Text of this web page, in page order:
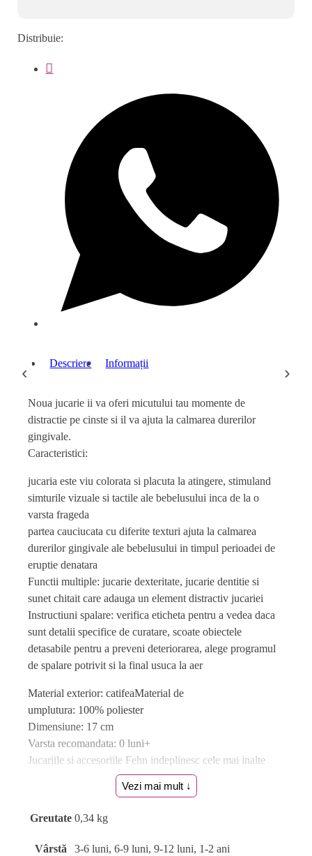
Distribuie:
‹ Descriere Informații
Noua jucarie ii va oferi micutului tau momente de
distractie pe cinste si il va ajuta la calmarea durerilor
gingivale.
Caracteristici:
jucaria este viu colorata si placuta la atingere, stimuland
simturile vizuale si tactile ale bebelusului inca de la o
varsta frageda
partea cauciucata cu diferite texturi ajuta la calmarea
durerilor gingivale ale bebelusului in timpul perioadei de
eruptie denatara
Functii multiple: jucarie dexteritate, jucarie dentitie si
sunet chitait care adauga un element distractiv jucariei
Instructiuni spalare: verifica eticheta pentru a vedea daca
sunt detalii specifice de curatare, scoate obiectele
detasabile pentru a preveni deteriorarea, alege programul
de spalare potrivit si la final usuca la aer
Material exterior: catifeaMaterial de
umplutura: 100% poliester
Dimensiune: 17 cm
Varsta recomandata: 0 luni+
Jucariile si accesoriile Fehn indeplinesc cele mai inalte
standarde de calitate si siguranta pentru produsele de
bebelusi si copii mici, fiind conforme cu Directiva
standardul european EN 71.
Produsele Fehn sunt testate temeinic in conformitate cu:
Vezi mai mult ↓
Greutate 0,34 kg
Vârstă 3-6 luni, 6-9 luni, 9-12 luni, 1-2 ani
›